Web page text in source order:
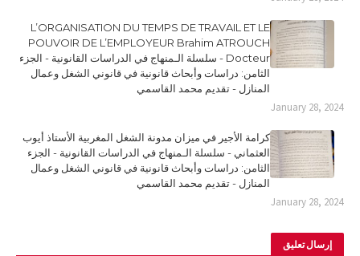
L’ORGANISATION DU TEMPS DE TRAVAIL ET LE
POUVOIR DE L’EMPLOYEUR Brahim ATROUCH
Docteur - سلسلة الـمنهاج في الدراسات القانونية - الجزء
الثامن: دراسات وأبحاث قانونية في قانوني الشغل وعمال
المنازل - تقديم محمد القاسمي
January 28, 2024
كرامة الأجير في ميزان مدونة الشغل المغربية الأستاذ أيوب
العثماني - سلسلة الـمنهاج في الدراسات القانونية - الجزء
الثامن: دراسات وأبحاث قانونية في قانوني الشغل وعمال
المنازل - تقديم محمد القاسمي
January 28, 2024
إرسال تعليق